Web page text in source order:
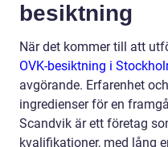
besiktning
När det kommer till att
OVK-besiktning i
avgörande. Erfarenhet
ingredienser för en
Scandvik är ett företag
kvalifikationer, med lång